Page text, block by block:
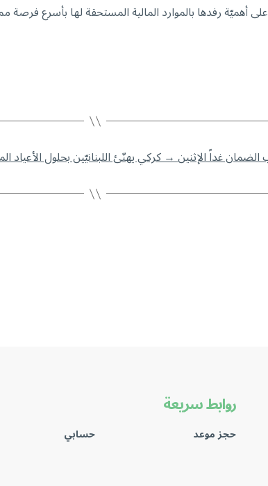
أهميّة رفدها بالموارد المالية المستحقة لها بأسرع
→كركي يهنّئ اللبنانيّين بحلول الأعياد
روابط سريعة
حجز موعد حسابي